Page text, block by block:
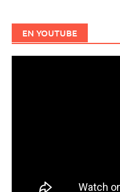
EN YOUTUBE